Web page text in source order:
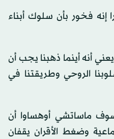
إنه فخور بأن سلوك أبناء
أنه أينما ذهبنا يجب أن
الروحي وطريقتنا في
ماساتشي أوهساوا أن
وضغط الأقران يقفان